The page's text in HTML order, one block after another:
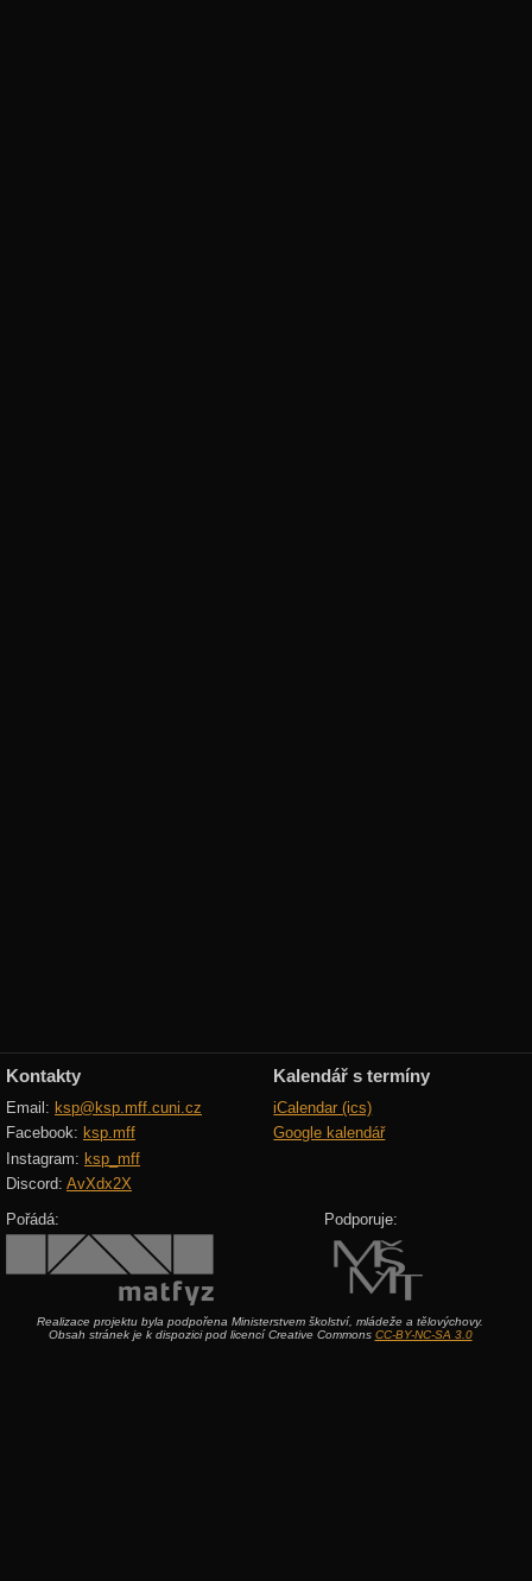
Kontakty
Email: ksp@ksp.mff.cuni.cz
Facebook: ksp.mff
Instagram: ksp_mff
Discord: AvXdx2X
Kalendář s termíny
iCalendar (ics)
Google kalendář
Pořádá: Podporuje:
Realizace projektu byla podpořena Ministerstvem školství, mládeže a tělovýchovy.
Obsah stránek je k dispozici pod licencí Creative Commons CC-BY-NC-SA 3.0